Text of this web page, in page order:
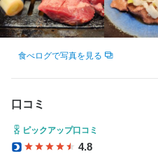
食べログで写真を見る
口コミ
ピックアップ口コミ
4.8
身に付くスキル
メニュー開発
仕入れ・食材の目利き
店名
法人名・事業者名
株式会社アッカ・エンタープラ